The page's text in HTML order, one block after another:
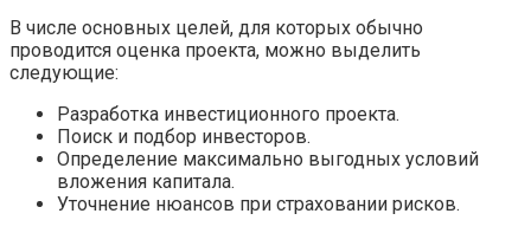
В числе основных целей, для которых обычно
проводится оценка проекта, можно выделить
следующие:
Разработка инвестиционного проекта.
Поиск и подбор инвесторов.
Определение максимально выгодных условий
вложения капитала.
Уточнение нюансов при страховании рисков.